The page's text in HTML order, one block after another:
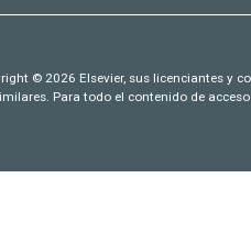
© 2026 Elsevier, sus licenciantes y
Para todo el contenido de